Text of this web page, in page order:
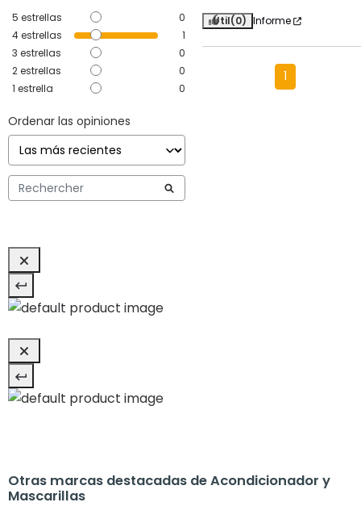
5 estrellas
0
4estrellas
1
3 estrellas
0
2estrellas
0
1 estrella 0
Ordenar las opiniones
Útil(0) Informe
1
Otras marcas destacadas de Acondicionador y
Mascarillas